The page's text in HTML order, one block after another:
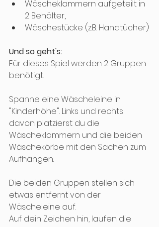
Wäscheklammern aufgeteilt in
2 Behälter,
Wäschestücke (z.B. Handtücher)
Und so geht's:
Für dieses Spiel werden 2 Gruppen
benötigt.
Spanne eine Wäscheleine in
"Kinderhöhe". Links und rechts
davon platzierst du die
Wäscheklammern und die beiden
Wäschekörbe mit den Sachen zum
Aufhängen.
Die beiden Gruppen stellen sich
etwas entfernt von der
Wäscheleine auf.
Auf dein Zeichen hin, laufen die